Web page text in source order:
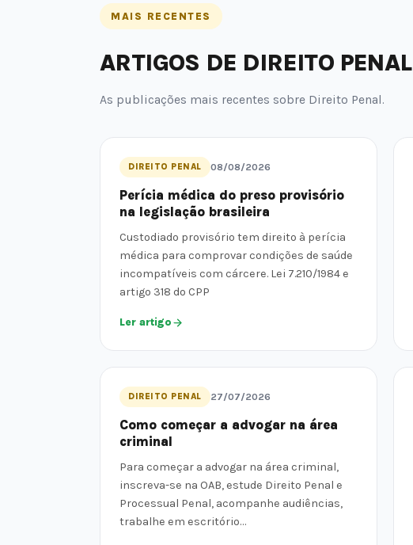
MAIS RECENTES
ARTIGOS DE DIREITO PENAL
As publicações mais recentes sobre Direito Penal.
DIREITO PENAL 08/08/2026
Perícia médica do preso provisório
na legislação brasileira
Custodiado provisório tem direito à perícia
médica para comprovar condições de saúde
incompatíveis com cárcere. Lei 7.210/1984 e
artigo 318 do CPP
Ler artigo
DIREITO PENAL 27/07/2026
Como começar a advogar na área
criminal
Para começar a advogar na área criminal,
inscreva-se na OAB, estude Direito Penal e
Processual Penal, acompanhe audiências,
trabalhe em escritório…